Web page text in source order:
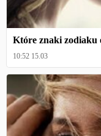
Które znaki zodiaku
10:52 15.03